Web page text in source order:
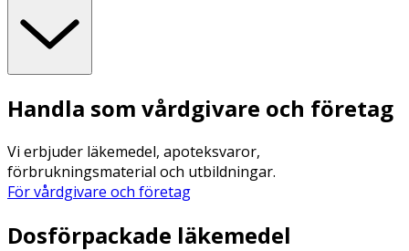
Handla som vårdgivare och företag
Vi erbjuder läkemedel, apoteksvaror,
förbrukningsmaterial och utbildningar.
För vårdgivare och företag
Dosförpackade läkemedel